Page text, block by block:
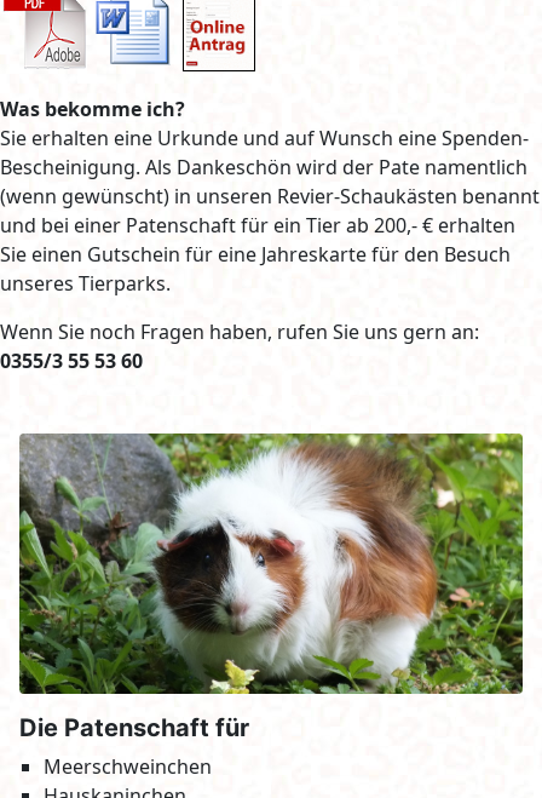
Was bekomme ich?
Sie erhalten eine Urkunde und auf Wunsch eine Spenden-
Bescheinigung. Als Dankeschön wird der Pate namentlich
(wenn gewünscht) in unseren Revier-Schaukästen benannt
und bei einer Patenschaft für ein Tier ab 200,- € erhalten
Sie einen Gutschein für eine Jahreskarte für den Besuch
unseres Tierparks.
Wenn Sie noch Fragen haben, rufen Sie uns gern an:
0355/3 55 53 60
Die Patenschaft für
Meerschweinchen